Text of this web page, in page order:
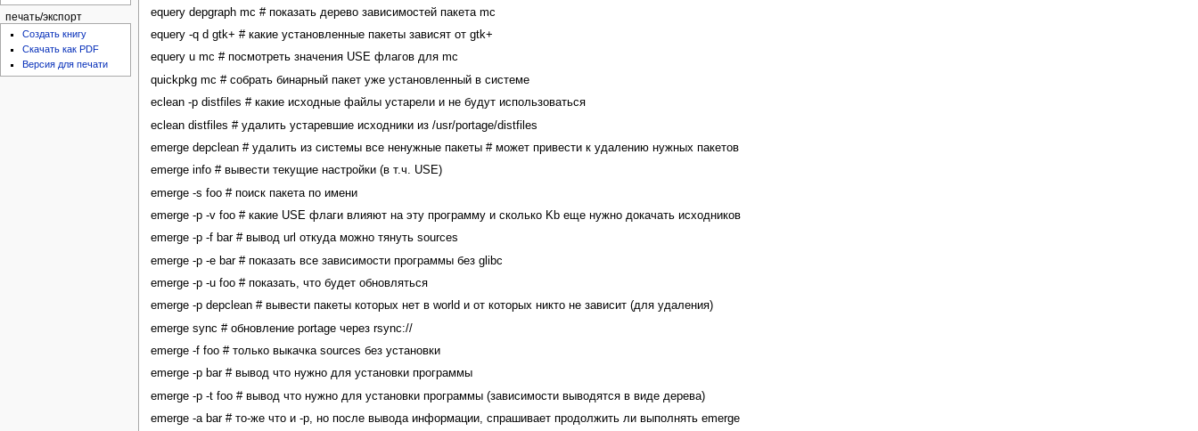
equery depgraph mc # показать дерево зависимостей пакета mc
equery -q d gtk+ # какие установленные пакеты зависят от gtk+
equery u mc # посмотреть значения USE флагов для mc
quickpkg mc # собрать бинарный пакет уже установленный в системе
eclean -p distfiles # какие исходные файлы устарели и не будут использоваться
eclean distfiles # удалить устаревшие исходники из /usr/portage/distfiles
emerge depclean # удалить из системы все ненужные пакеты # может привести к удалению нужных пакетов
emerge info # вывести текущие настройки (в т.ч. USE)
emerge -s foo # поиск пакета по имени
emerge -p -v foo # какие USE флаги влияют на эту программу и сколько Kb еще нужно докачать исходников
emerge -p -f bar # вывод url откуда можно тянуть sources
emerge -p -e bar # показать все зависимости программы без glibc
emerge -p -u foo # показать, что будет обновляться
emerge -p depclean # вывести пакеты которых нет в world и от которых никто не зависит (для удаления)
emerge sync # обновление portage через rsync://
emerge -f foo # только выкачка sources без установки
emerge -p bar # вывод что нужно для установки программы
emerge -p -t foo # вывод что нужно для установки программы (зависимости выводятся в виде дерева)
emerge -a bar # то-же что и -p, но после вывода информации, спрашивает продолжить ли выполнять emerge
печать/экспорт
Создать книгу
Скачать как PDF
Версия для печати